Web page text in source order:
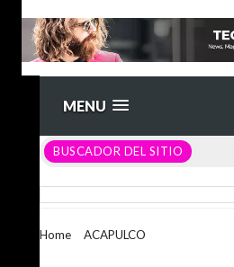
MENU
BUSCADOR DEL SITIO
Home ACAPULCO